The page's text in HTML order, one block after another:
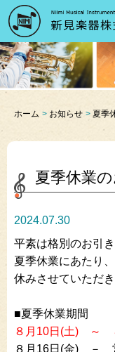
ホーム お知らせ 夏季
夏季休業
2024.07.30
平素は格別のお引
夏季休業にあたり
休みさせていただき
■夏季休業期間
８月10日(土) ～
８月16日(金) －